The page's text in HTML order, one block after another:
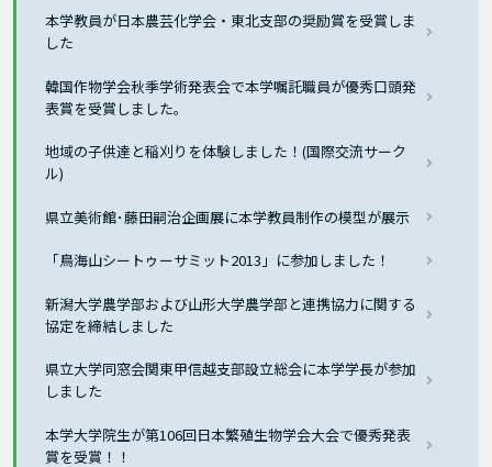
本学教員が日本農芸化学会・東北支部の奨励賞を受賞しま
した
韓国作物学会秋季学術発表会で本学嘱託職員が優秀口頭発
表賞を受賞しました。
地域の子供達と稲刈りを体験しました！(国際交流サーク
ル)
県立美術館･藤田嗣治企画展に本学教員制作の模型が展示
「鳥海山シートゥーサミット2013」に参加しました！
新潟大学農学部および山形大学農学部と連携協力に関する
協定を締結しました
県立大学同窓会関東甲信越支部設立総会に本学学長が参加
しました
本学大学院生が第106回日本繁殖生物学会大会で優秀発表
賞を受賞！！